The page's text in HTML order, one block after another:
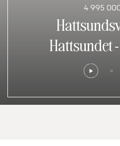
4 995
Hattsundet-